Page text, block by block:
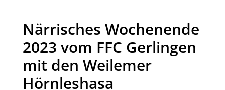
Närrisches Wochenende
2023 vom FFC Gerlingen
mit den Weilemer
Hörnleshasa